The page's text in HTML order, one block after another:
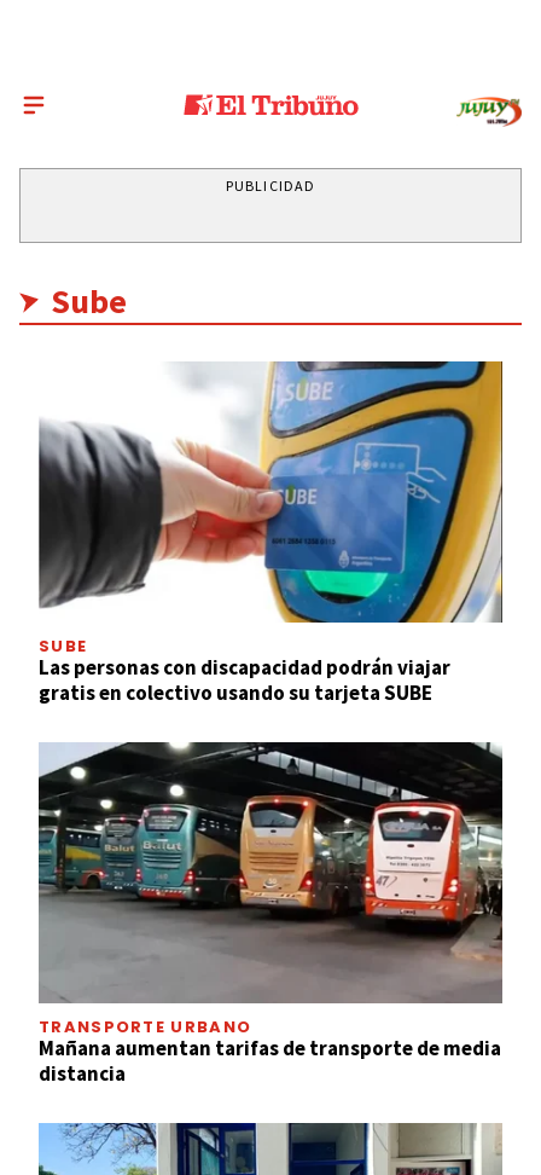
PUBLICIDAD
Sube
SUBE
Las personas con discapacidad podrán viajar
gratis en colectivo usando su tarjeta SUBE
TRANSPORTE URBANO
Mañana aumentan tarifas de transporte de media
distancia